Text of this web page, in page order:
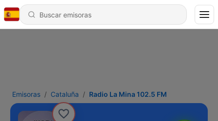
Emisoras Cataluña Radio La Mina 102.5 FM